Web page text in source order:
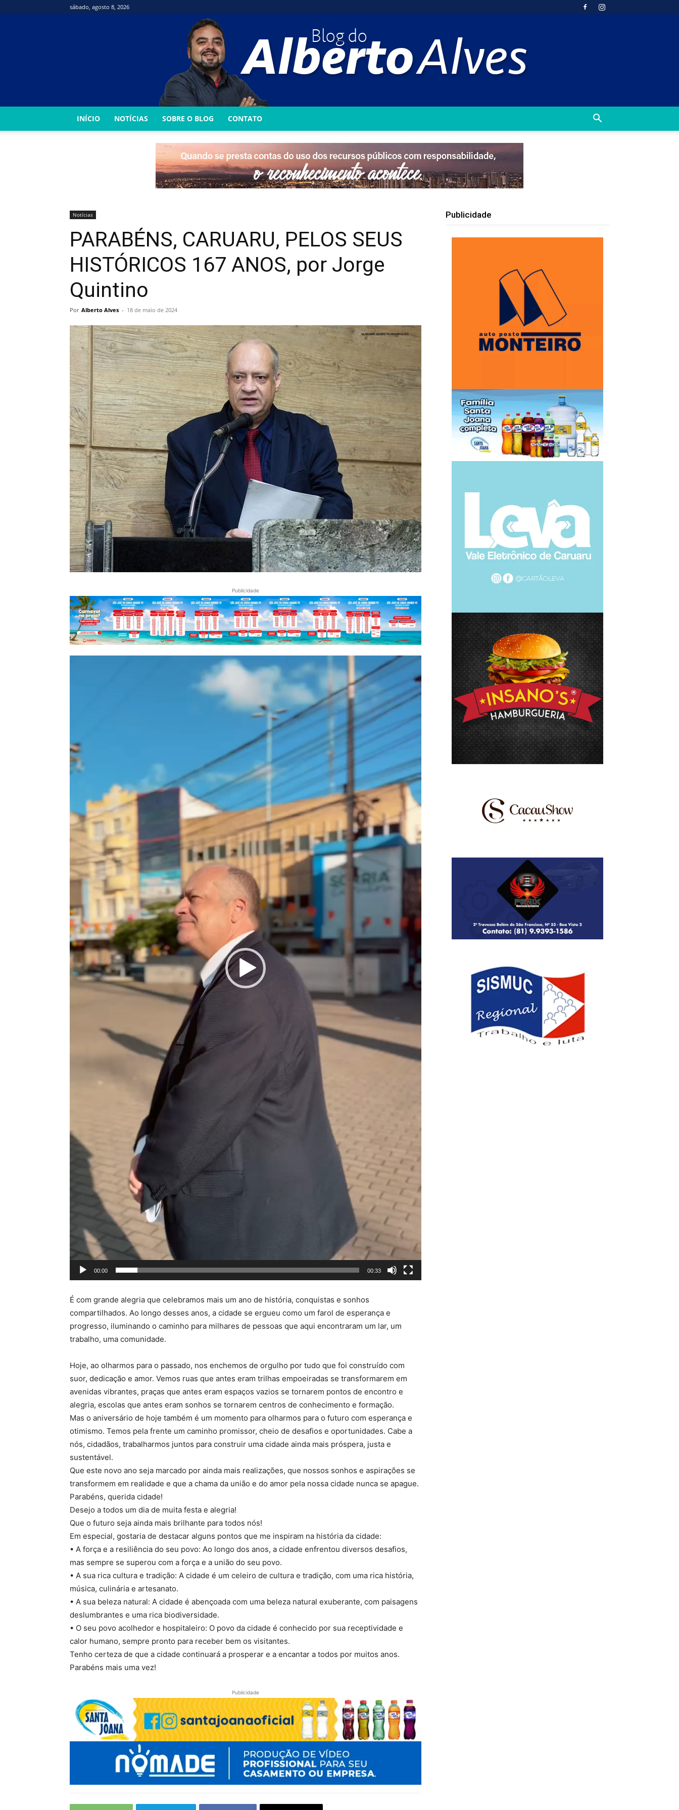
sábado, agosto 8, 2026
Alberto
Alves
INÍCIO NOTÍCIAS SOBRE O BLOG CONTATO
Notícias
PARABÉNS, CARUARU, PELOS SEUS
HISTÓRICOS 167 ANOS, por Jorge
Quintino
Por Alberto Alves - 18 de maio de 2024
Publicidade
00:00 00:33
É com grande alegria que celebramos mais um ano de história, conquistas e sonhos
compartilhados. Ao longo desses anos, a cidade se ergueu como um farol de esperança e
progresso, iluminando o caminho para milhares de pessoas que aqui encontraram um lar, um
trabalho, uma comunidade.
Hoje, ao olharmos para o passado, nos enchemos de orgulho por tudo que foi construído com
suor, dedicação e amor. Vemos ruas que antes eram trilhas empoeiradas se transformarem em
avenidas vibrantes, praças que antes eram espaços vazios se tornarem pontos de encontro e
alegria, escolas que antes eram sonhos se tornarem centros de conhecimento e formação.
Mas o aniversário de hoje também é um momento para olharmos para o futuro com esperança e
otimismo. Temos pela frente um caminho promissor, cheio de desafios e oportunidades. Cabe a
nós, cidadãos, trabalharmos juntos para construir uma cidade ainda mais próspera, justa e
sustentável.
Que este novo ano seja marcado por ainda mais realizações, que nossos sonhos e aspirações se
transformem em realidade e que a chama da união e do amor pela nossa cidade nunca se apague.
Parabéns, querida cidade!
Desejo a todos um dia de muita festa e alegria!
Que o futuro seja ainda mais brilhante para todos nós!
Em especial, gostaria de destacar alguns pontos que me inspiram na história da cidade:
• A força e a resiliência do seu povo: Ao longo dos anos, a cidade enfrentou diversos desafios,
mas sempre se superou com a força e a união do seu povo.
• A sua rica cultura e tradição: A cidade é um celeiro de cultura e tradição, com uma rica história,
música, culinária e artesanato.
• A sua beleza natural: A cidade é abençoada com uma beleza natural exuberante, com paisagens
deslumbrantes e uma rica biodiversidade.
• O seu povo acolhedor e hospitaleiro: O povo da cidade é conhecido por sua receptividade e
calor humano, sempre pronto para receber bem os visitantes.
Tenho certeza de que a cidade continuará a prosperar e a encantar a todos por muitos anos.
Parabéns mais uma vez!
Publicidade
Publicidade